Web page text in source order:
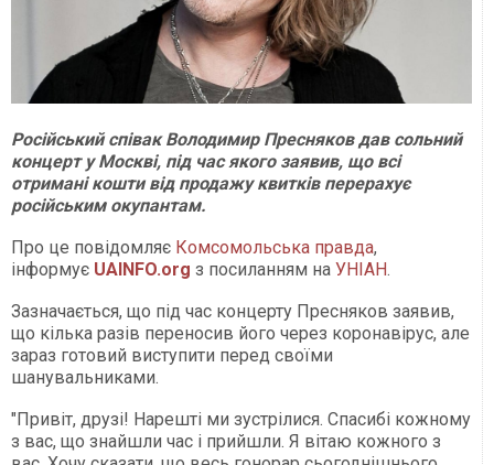
Російський співак Володимир Пресняков дав сольний
концерт у Москві, під час якого заявив, що всі
отримані кошти від продажу квитків перерахує
російським окупантам.
Про це повідомляє Комсомольська правда,
інформує UAINFO.org з посиланням на УНІАН.
Зазначається, що під час концерту Пресняков заявив,
що кілька разів переносив його через коронавірус, але
зараз готовий виступити перед своїми
шанувальниками.
"Привіт, друзі! Нарешті ми зустрілися. Спасибі кожному
з вас, що знайшли час і прийшли. Я вітаю кожного з